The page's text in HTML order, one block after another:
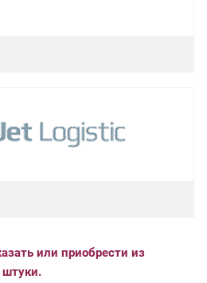
или приобрести из
штуки.